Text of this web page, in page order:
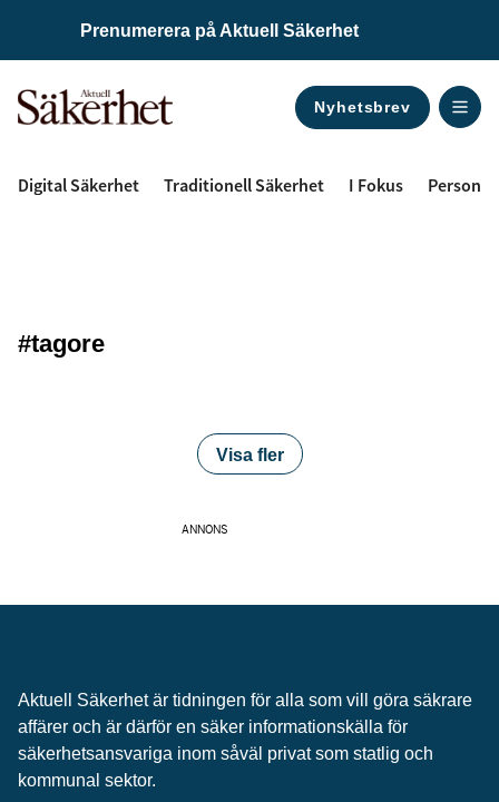
Prenumerera på Aktuell Säkerhet
Nyhetsbrev
Digital Säkerhet Traditionell Säkerhet I Fokus
#tagore
Visa fler
ANNONS
Aktuell Säkerhet är tidningen för alla som vill göra säkrare
affärer och är därför en säker informationskälla för
säkerhets­ansvariga inom såväl privat som statlig och
kommunal sektor.